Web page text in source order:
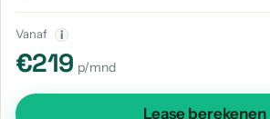
Vanaf i
€219 p/mnd
Lease berekenen